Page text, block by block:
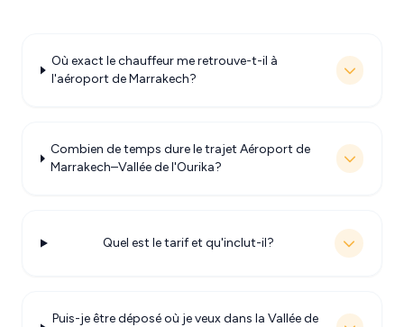
Où exact le chauffeur me retrouve-t-il à
l'aéroport de Marrakech?
Combien de temps dure le trajet Aéroport de
Marrakech–Vallée de l'Ourika?
Quel est le tarif et qu'inclut-il?
Puis-je être déposé où je veux dans la Vallée de